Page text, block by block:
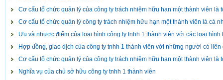
Cơ cấu tổ chức quản lý của công ty trách nhiệm hữu hạn một thành viên là
Cơ cấu tổ chức quản lý công ty trách nhiệm hữu hạn một thành viên là cá
Ưu và nhược điểm của loại hình công ty tnhh 1 thành viên với các loại hình
Hợp đồng, giao dịch của công ty tnhh 1 thành viên với những người có liên
Cơ cấu tổ chức quản lý của công ty trách nhiệm hữu hạn một thành viên là
Nghĩa vụ của chủ sở hữu công ty tnhh 1 thành viên